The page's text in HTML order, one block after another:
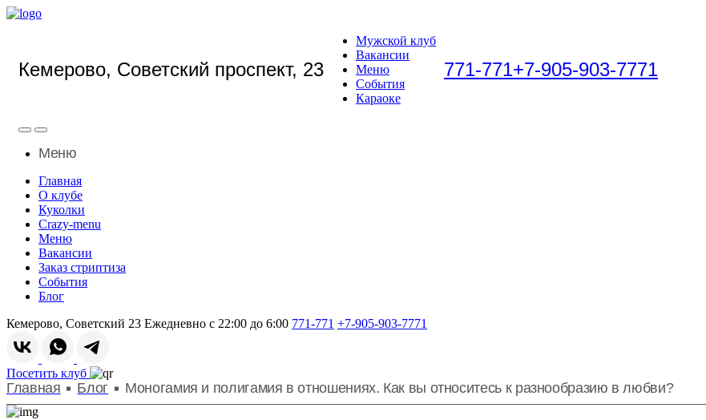
Кемерово, Советский проспект, 23
Мужской клуб
Вакансии
Меню
События
Караоке
771-771+7-905-903-7771
Меню
Главная
О клубе
Куколки
Crazy-menu
Меню
Вакансии
Заказ стриптиза
События
Блог
Кемерово, Советский 23 Ежедневно с 22:00 до 6:00 771-771 +7-905-903-7771
Посетить клуб
Главная Блог Моногамия и полигамия в отношениях. Как вы относитесь к разнообразию в любви?